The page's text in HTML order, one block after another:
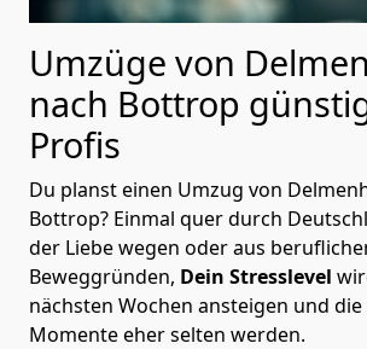
Umzüge von
nach Bottrop
Profis
Du planst einen Umzug von
Bottrop? Einmal quer durch
der Liebe wegen oder aus
Beweggründen, Dein Stresslevel
nächsten Wochen ansteigen und
Momente eher selten werden.